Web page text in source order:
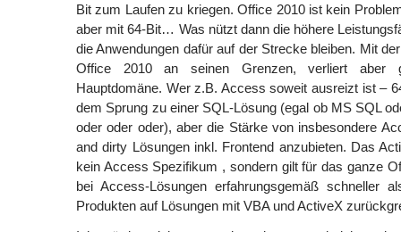
Bit zum Laufen zu kriegen. Office 2010 ist kein
aber mit 64-Bit… Was nützt dann die höhere
die Anwendungen dafür auf der Strecke bleiben. Mit
Office 2010 an seinen Grenzen, verliert aber
Hauptdomäne. Wer z.B. Access soweit ausreizt ist –
dem Sprung zu einer SQL-Lösung (egal ob MS SQL
oder oder oder), aber die Stärke von insbesondere
and dirty Lösungen inkl. Frontend anzubieten. Das
kein Access Spezifikum , sondern gilt für das ganze
bei Access-Lösungen erfahrungsgemäß schneller
Produkten auf Lösungen mit VBA und ActiveX